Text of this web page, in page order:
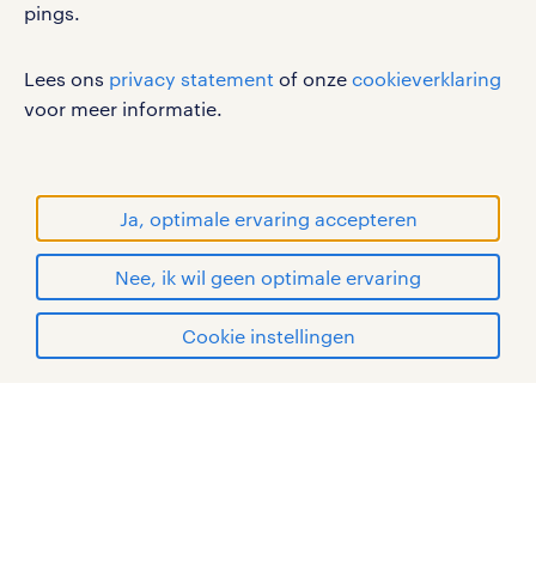
pings.
Lees ons privacy statement of onze cookieverklaring
voor meer informatie.
Ja, optimale ervaring accepteren
Nee, ik wil geen optimale ervaring
Cookie instellingen
solliciteren
gebruikersvoorwaarden
sitemap
RANDSTAD, HUMAN FORWARD en SHAPING THE
WORLD OF WORK zijn geregistreerde
handelsmerken van Randstad N.V.